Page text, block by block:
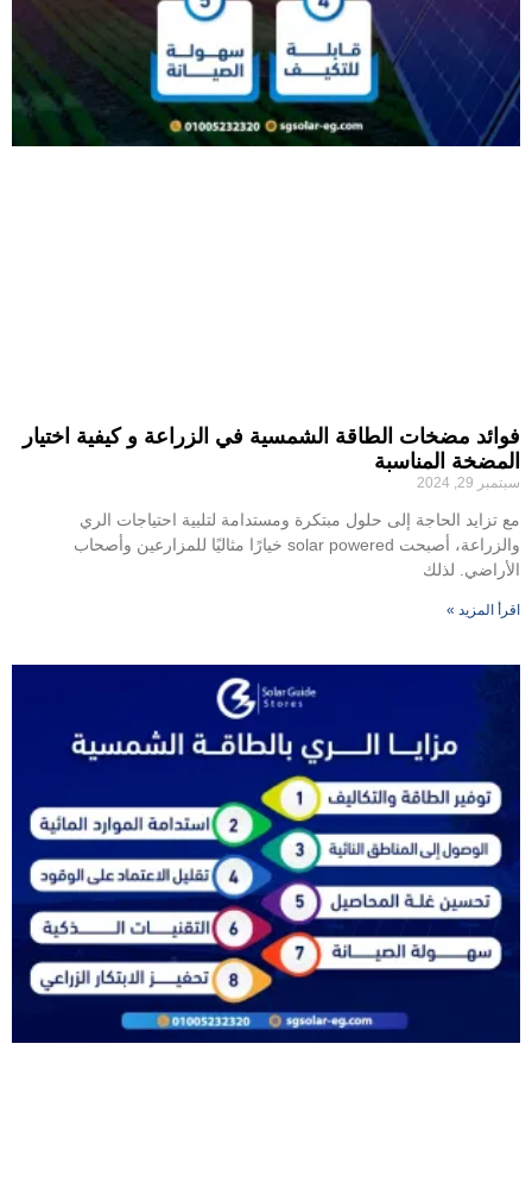
فوائد مضخات الطاقة الشمسية في الزراعة و كيفية اختيار
المضخة المناسبة
سبتمبر 29, 2024
مع تزايد الحاجة إلى حلول مبتكرة ومستدامة لتلبية احتياجات الري
والزراعة، أصبحت solar powered خيارًا مثاليًا للمزارعين وأصحاب
الأراضي. لذلك
اقرأ المزيد »